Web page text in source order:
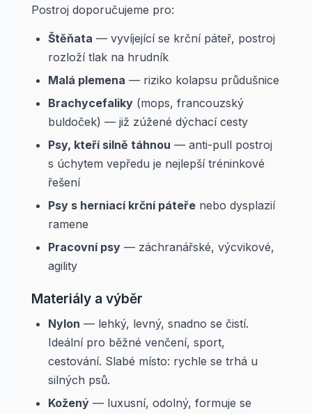
Postroj doporučujeme pro:
Štěňata — vyvíjející se krční páteř, postroj
rozloží tlak na hrudník
Malá plemena — riziko kolapsu průdušnice
Brachycefaliky (mops, francouzský
buldoček) — již zúžené dýchací cesty
Psy, kteří silně táhnou — anti-pull postroj
s úchytem vepředu je nejlepší tréninkové
řešení
Psy s herniací krční páteře nebo dysplazií
ramene
Pracovní psy — záchranářské, výcvikové,
agility
Materiály a výběr
Nylon — lehký, levný, snadno se čistí.
Ideální pro běžné venčení, sport,
cestování. Slabé místo: rychle se trhá u
silných psů.
Kožený — luxusní, odolný, formuje se